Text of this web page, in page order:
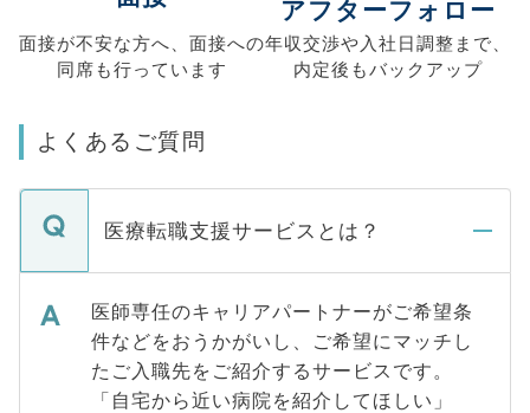
面接が不安な方へ、 面接への
同席も行っています
アフターフォロー
年収交渉や入社日調整まで、
内定後もバックアップ
よくあるご質問
医療転職支援サービスとは？
医師専任のキャリアパートナーがご希望条
件などをおうかがいし、ご希望にマッチし
たご入職先をご紹介するサービスです。
「自宅から近い病院を紹介してほしい」